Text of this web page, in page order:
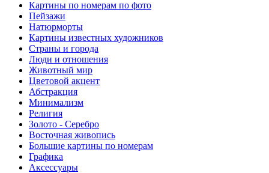
Картины по номерам по фото
Пейзажи
Натюрморты
Картины известных художников
Страны и города
Люди и отношения
Животный мир
Цветовой акцент
Абстракция
Минимализм
Религия
Золото - Серебро
Восточная живопись
Большие картины по номерам
Графика
Аксессуары